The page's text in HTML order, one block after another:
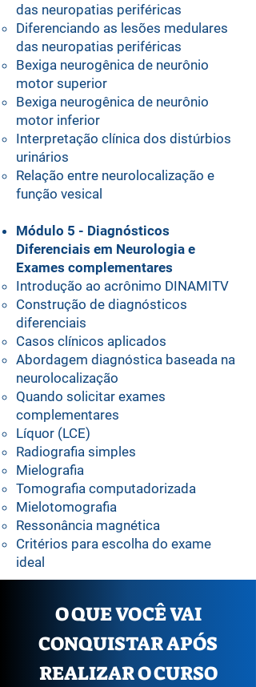
das neuropatias periféricas
⁠Diferenciando as lesões medulares
das neuropatias periféricas
⁠Bexiga neurogênica de neurônio
motor superior
⁠Bexiga neurogênica de neurônio
motor inferior
⁠Interpretação clínica dos distúrbios
urinários
⁠Relação entre neurolocalização e
função vesical
Módulo 5 - Diagnósticos
Diferenciais em Neurologia e
Exames complementares
Introdução ao acrônimo DINAMITV
⁠Construção de diagnósticos
diferenciais
⁠Casos clínicos aplicados
⁠Abordagem diagnóstica baseada na
neurolocalização
⁠Quando solicitar exames
complementares
Líquor (LCE)
⁠Radiografia simples
⁠Mielografia
⁠Tomografia computadorizada
⁠Mielotomografia
⁠Ressonância magnética
⁠Critérios para escolha do exame
ideal
O QUE VOCÊ VAI
CONQUISTAR APÓS
REALIZAR O CURSO